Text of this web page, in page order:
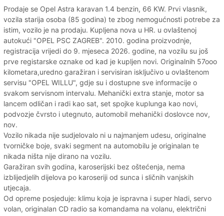
Prodaje se Opel Astra karavan 1.4 benzin, 66 KW. Prvi vlasnik,
vozila starija osoba (85 godina) te zbog nemogućnosti potrebe za
istim, vozilo je na prodaju. Kupljena nova u HR. u ovlaštenoj
autokući "OPEL PSC ZAGREB". 2010. godina proizvodnje,
registracija vrijedi do 9. mjeseca 2026. godine, na vozilu su još
prve registarske oznake od kad je kupljen novi. Originalnih 57ooo
kilometara,uredno garažiran i servisiran isključivo u ovlaštenom
servisu "OPEL WILLU", gdje su i dostupne sve informacije o
svakom servisnom intervalu. Mehanički extra stanje, motor sa
lancem odličan i radi kao sat, set spojke kuplunga kao novi,
podvozje čvrsto i utegnuto, automobil mehanički doslovce nov,
nov.
Vozilo nikada nije sudjelovalo ni u najmanjem udesu, originalne
tvorničke boje, svaki segment na automobilu je originalan te
nikada ništa nije dirano na vozilu.
Garažiran svih godina, karoserijski bez oštećenja, nema
izblijedjelih dijelova po karoseriji od sunca i sličnih vanjskih
utjecaja.
Od opreme posjeduje: klimu koja je ispravna i super hladi, servo
volan, originalan CD radio sa komandama na volanu, električni